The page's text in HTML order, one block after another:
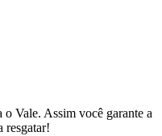
Vale. Assim você garante a
resgatar!